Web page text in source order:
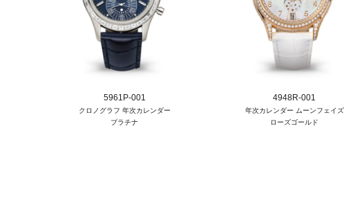
5961P-001
クロノグラフ 年次カレンダー
プラチナ
4948R-001
年次カレンダー ムーンフェイズ
ローズゴールド